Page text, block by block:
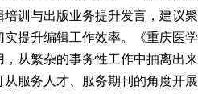
训与出版业务提升发言，建议
提升编辑工作效率。《重庆医
从繁杂的事务性工作中抽离出
服务人才、服务期刊的角度开